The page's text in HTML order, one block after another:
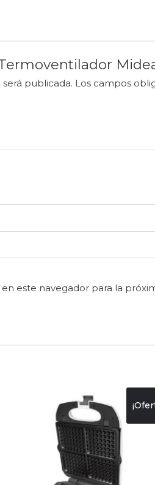
publicada. Los campos
este navegador para la